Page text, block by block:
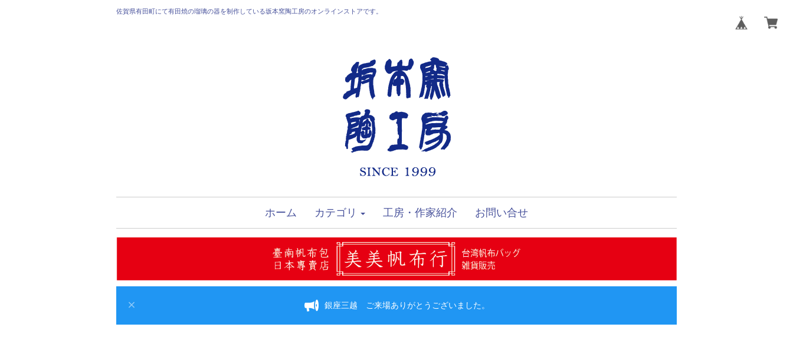
佐賀県有田町にて有田焼の瑠璃の器を制作している坂本窯陶工房のオンラインストアです。
ホーム カテゴリ 工房・作家紹介 お問い合せ
銀座三越 ご来場ありがとうございました。